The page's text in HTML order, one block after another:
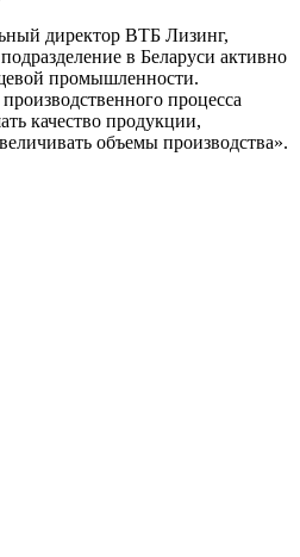
директор ВТБ Лизинг,
в Беларуси активно
промышленности.
процесса
качество продукции,
объемы производства».